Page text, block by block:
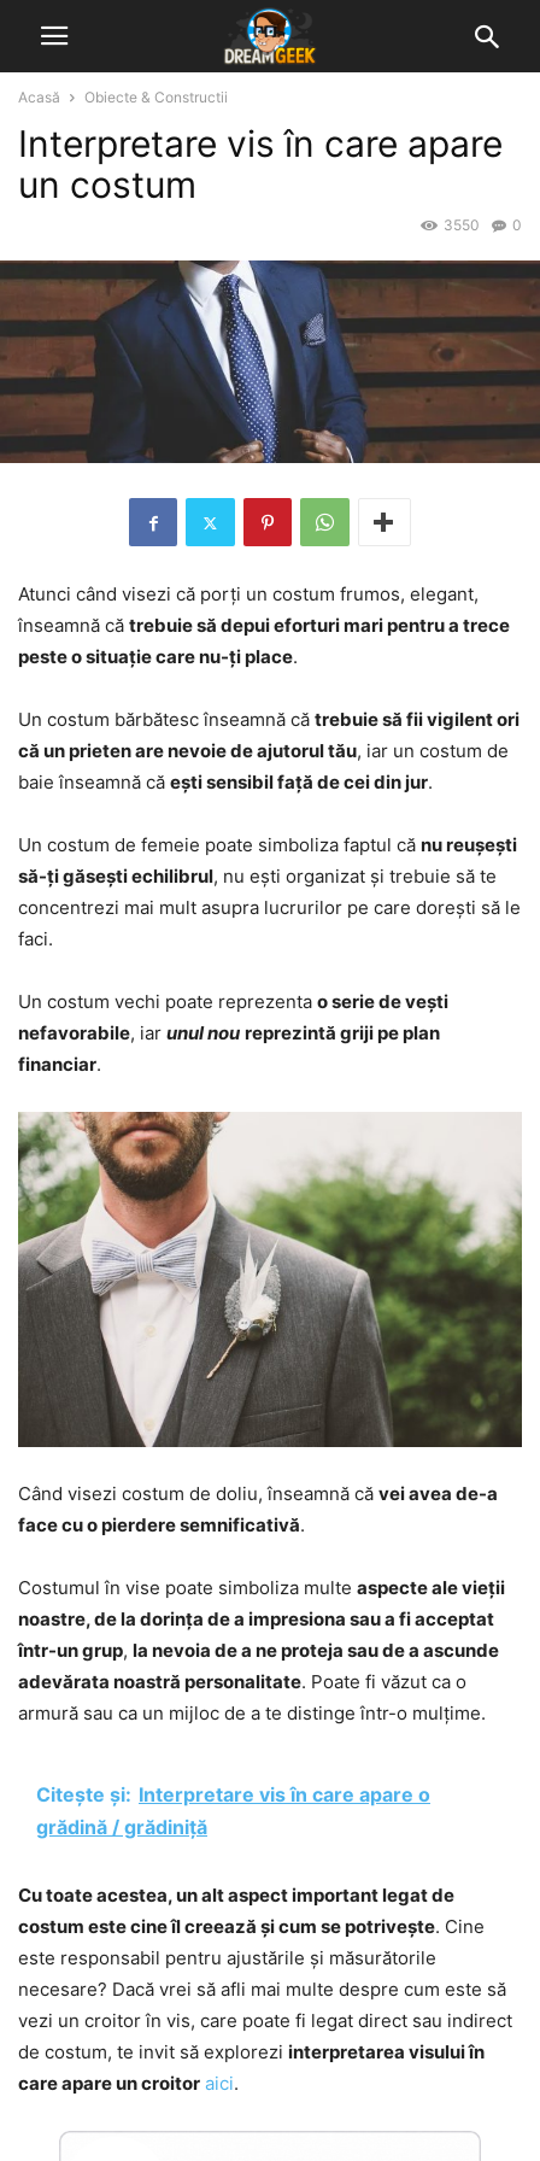
Acasă Obiecte & Constructii
Interpretare vis în care apare
un costum
0
3550
Atunci când visezi că porți un costum frumos, elegant,
înseamnă că trebuie să depui eforturi mari pentru a trece
peste o situație care nu-ți place.
Un costum bărbătesc înseamnă că trebuie să fii vigilent ori
că un prieten are nevoie de ajutorul tău, iar un costum de
baie înseamnă că ești sensibil față de cei din jur.
Un costum de femeie poate simboliza faptul că nu reușești
să-ți găsești echilibrul, nu ești organizat și trebuie să te
concentrezi mai mult asupra lucrurilor pe care dorești să le
faci.
Un costum vechi poate reprezenta o serie de vești
nefavorabile, iar unul nou reprezintă griji pe plan
financiar.
Când visezi costum de doliu, înseamnă că vei avea de-a
face cu o pierdere semnificativă.
Costumul în vise poate simboliza multe aspecte ale vieții
noastre, de la dorința de a impresiona sau a fi acceptat
într-un grup, la nevoia de a ne proteja sau de a ascunde
adevărata noastră personalitate. Poate fi văzut ca o
armură sau ca un mijloc de a te distinge într-o mulțime.
Citește și: Interpretare vis în care apare o
grădină / grădiniță
Cu toate acestea, un alt aspect important legat de
costum este cine îl creează și cum se potrivește. Cine
este responsabil pentru ajustările și măsurătorile
necesare? Dacă vrei să afli mai multe despre cum este să
vezi un croitor în vis, care poate fi legat direct sau indirect
de costum, te invit să explorezi interpretarea visului în
care apare un croitor aici.